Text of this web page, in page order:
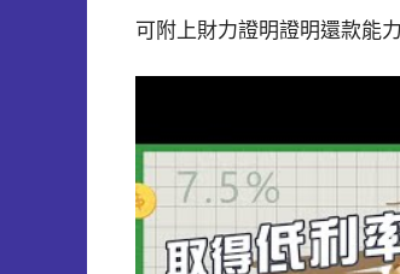
可附上財力證明證明還款能